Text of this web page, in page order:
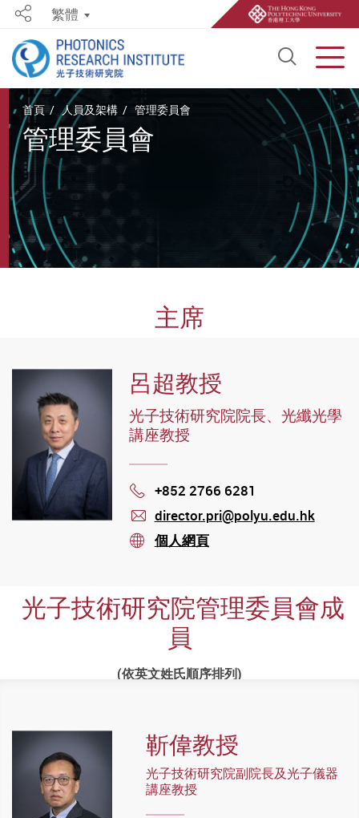
Open
Share繁體
Start main content
首頁 人員及架構 管理委員會
管理委員會
主席
呂超教授
光子技術研究院院長、光纖光學
講座教授
Phone
+852 2766 6281
mail
director.pri@polyu.edu.hk
stream
個人網頁
光子技術研究院管理委員會成
員
(依英文姓氏順序排列)
靳偉教授
光子技術研究院副院長及光子儀器
講座教授